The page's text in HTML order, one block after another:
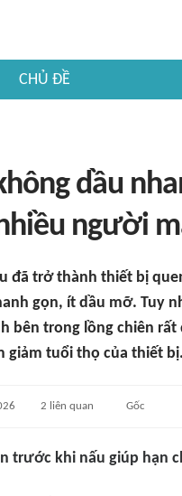
CHỦ ĐỀ
dầu
người
đã trở thành thiết bị
gọn, ít dầu mỡ. Tuy
bên trong lồng chiên
giảm tuổi thọ của thiết bị.
2 liên quan Gốc
trước khi nấu giúp hạn